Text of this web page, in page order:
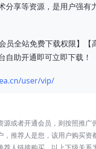
分享等资源，是用户强
员全站免费下载权限】【
自助开通即可立即下载！
user/vip/
或者开通会员，则按照推广
推荐人是您，该用户购买资
人链接购买，以上下级关